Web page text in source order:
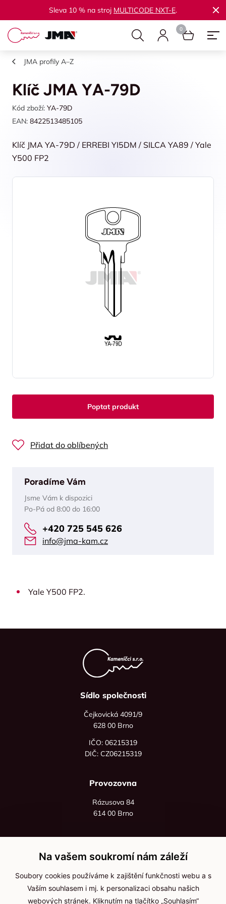
Sleva 10 % na stroj MULTICODE NXT-E.
JMA profily A–Z
Klíč JMA YA-79D
Kód zboží: YA-79D
EAN: 8422513485105
Klíč JMA YA-79D / ERREBI YI5DM / SILCA YA89 / Yale
Y500 FP2
Poptat produkt
Přidat do oblíbených
Poradíme Vám
Jsme Vám k dispozici
Po-Pá od 8:00 do 16:00
+420 725 545 626
info@jma-kam.cz
Yale Y500 FP2.
Sídlo společnosti
Čejkovická 4091/9
628 00 Brno
IČO: 06215319
DIČ: CZ06215319
Provozovna
Rázusova 84
614 00 Brno
+420 736 535 066
Po - pá: 8:00 - 16:00
info@jma-kam.cz
Na vašem soukromí nám záleží
Soubory cookies používáme k zajištění funkčnosti webu a s
Vaším souhlasem i mj. k personalizaci obsahu našich
webových stránek. Kliknutím na tlačítko „Souhlasím“